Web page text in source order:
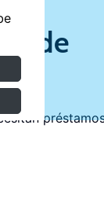
de